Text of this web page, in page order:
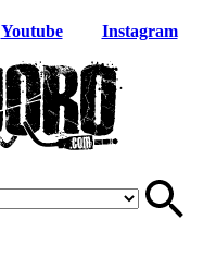
Youtube Instagram